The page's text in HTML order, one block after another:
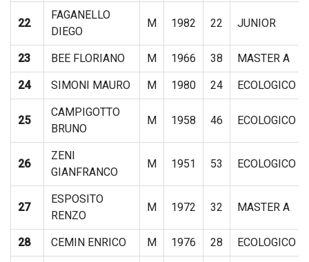
22
FAGANELLO
DIEGO
M 1982 22 JUNIOR
23 BEE FLORIANO M 1966 38 MASTER A
24 SIMONI MAURO M 1980 24 ECOLOGICO
25
CAMPIGOTTO
BRUNO
M 1958 46 ECOLOGICO
26
ZENI
GIANFRANCO
M 1951 53 ECOLOGICO
27
ESPOSITO
RENZO
M 1972 32 MASTER A
28 CEMIN ENRICO M 1976 28 ECOLOGICO